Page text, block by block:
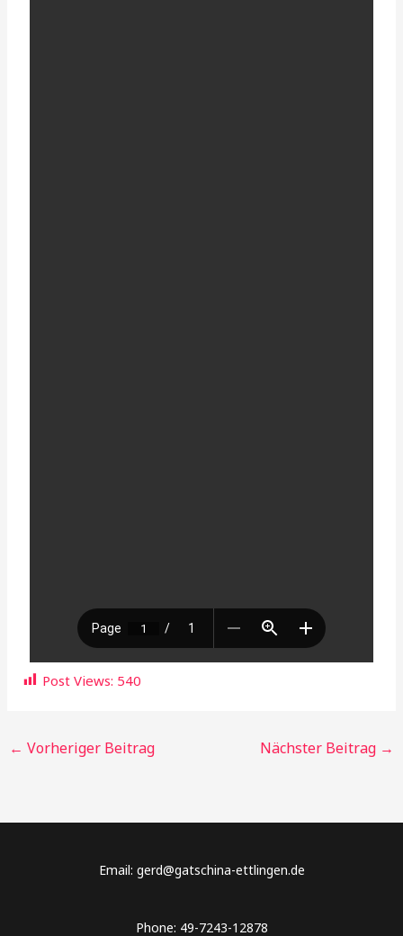
Post Views: 540
← Vorheriger Beitrag Nächster Beitrag →
Email: gerd@gatschina-ettlingen.de
Phone: 49-7243-12878